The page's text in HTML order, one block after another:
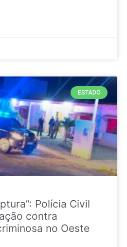
ESTADO
Polícia Civil
contra
no Oeste